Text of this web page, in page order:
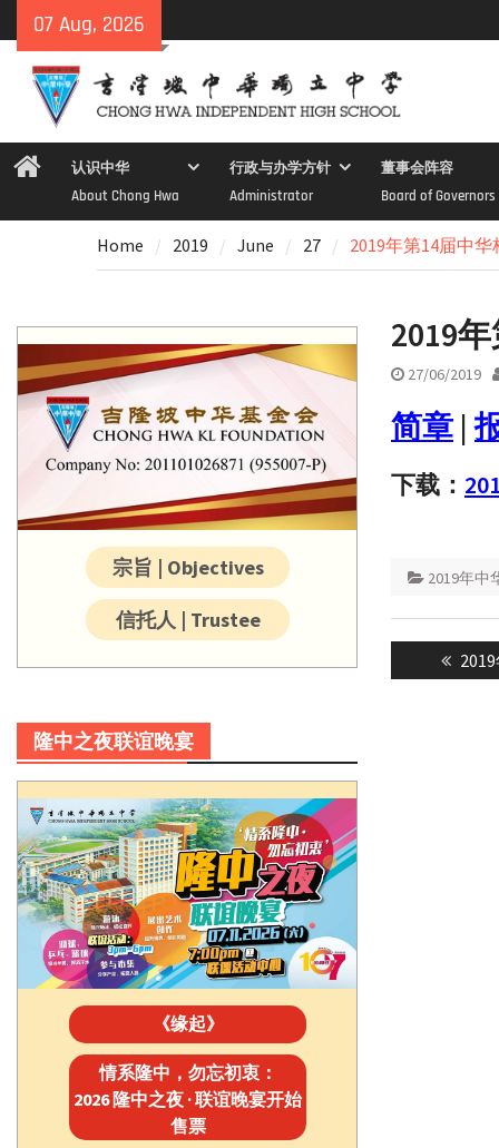
to
content
07 Aug, 2026
Home认识中华
About Chong Hwa
行政与办学方针
Administrator
董事会阵容
Board of Governors
Home 2019 June 27 2019年第14届中
2019
27/06/2019
简章 |
下载：
2019年中
Post
post:
宗旨 | Objectives
信托人 | Trustee
隆中之夜联谊晚宴
《缘起》
情系隆中，勿忘初衷：
2026 隆中之夜 · 联谊晚宴开始
售票